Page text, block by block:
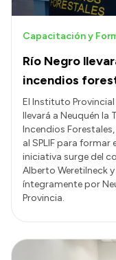
Río Negro
incendios
Capacitación y
El Instituto
llevará a Neuquén la
Incendios
al SPLIF para
iniciativa surge del
Alberto Weretilneck
íntegramente por
Provincia.